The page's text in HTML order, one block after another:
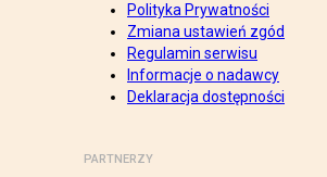
Polityka Prywatności
Zmiana ustawień zgód
Regulamin serwisu
Informacje o nadawcy
Deklaracja dostępności
PARTNERZY